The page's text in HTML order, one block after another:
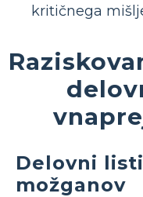
kritičnega
Delovni
možganov